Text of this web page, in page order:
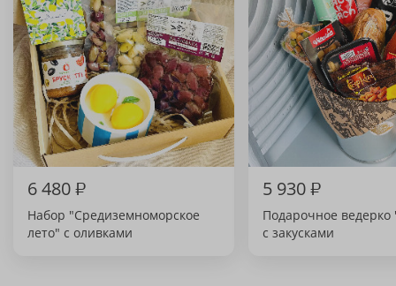
6 480₽
Набор "Средиземноморское
лето" с оливками
5 930₽
Подарочное ведерко
с закусками